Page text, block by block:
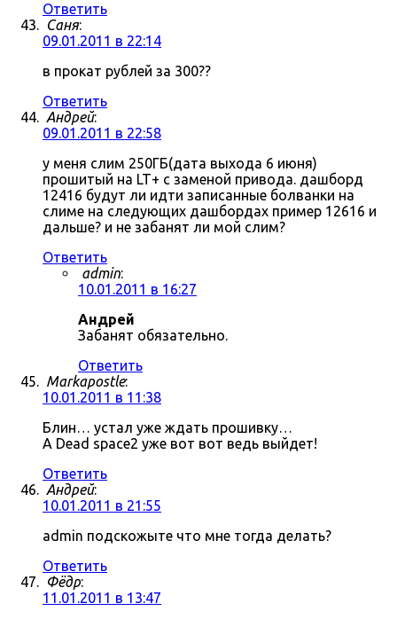
Ответить
Саня:
09.01.2011 в 22:14
в прокат рублей за 300??
Ответить
Андрей:
09.01.2011 в 22:58
у меня слим 250ГБ(дата выхода 6 июня)
прошитый на LT+ с заменой привода. дашборд
12416 будут ли идти записанные болванки на
слиме на следующих дашбордах пример 12616 и
дальше? и не забанят ли мой слим?
Ответить
admin:
10.01.2011 в 16:27
Андрей
Забанят обязательно.
Ответить
Markapostle:
10.01.2011 в 11:38
Блин… устал уже ждать прошивку…
А Dead space2 уже вот вот ведь выйдет!
Ответить
Андрей:
10.01.2011 в 21:55
admin подскожыте что мне тогда делать?
Ответить
Фёдр:
11.01.2011 в 13:47